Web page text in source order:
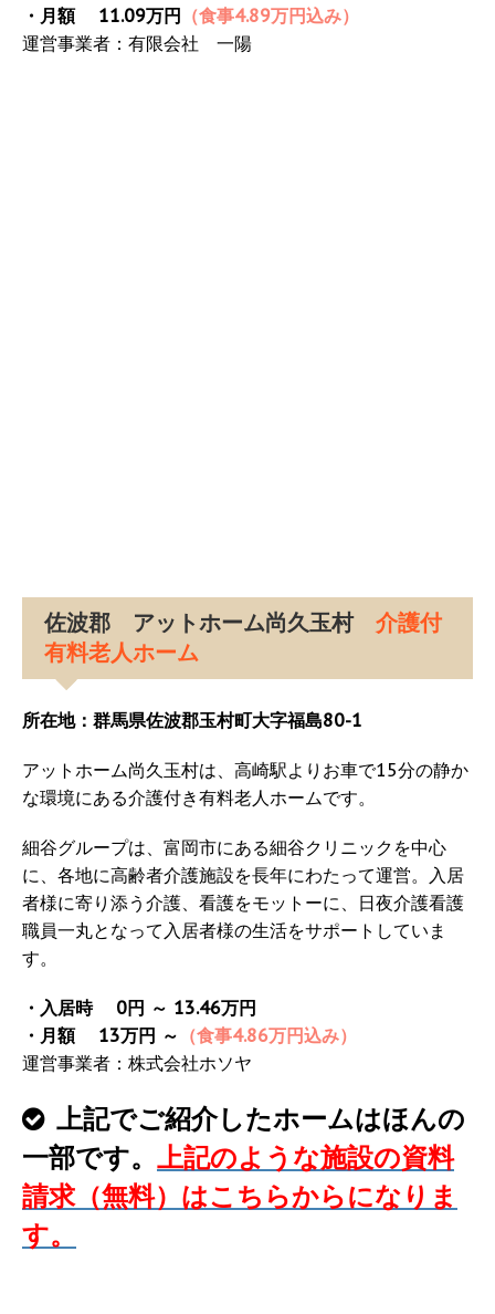
・月額 11.09万円
（食事4.89万円込み）
運営事業者：有限会社 一陽
佐波郡 アットホーム尚久玉村 介護付
有料老人ホーム
所在地：群馬県佐波郡玉村町大字福島80-1
アットホーム尚久玉村は、高崎駅よりお車で15分の静か
な環境にある介護付き有料老人ホームです。
細谷グループは、富岡市にある細谷クリニックを中心
に、各地に高齢者介護施設を長年にわたって運営。入居
者様に寄り添う介護、看護をモットーに、日夜介護看護
職員一丸となって入居者様の生活をサポートしていま
す。
・入居時 0円 ～ 13.46万円
・月額 13万円 ～ （食事4.86万円込み）
運営事業者：株式会社ホソヤ
上記でご紹介したホームはほんの
一部です。 上記のような施設の資料
請求（無料）はこちらからになりま
す。